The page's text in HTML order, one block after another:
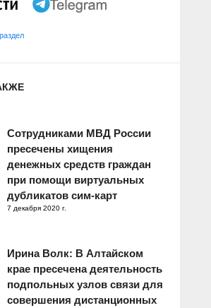
Сотрудниками МВД России
пресечены хищения
денежных средств граждан
при помощи виртуальных
дубликатов сим-карт
7 декабря 2020 г.
Ирина Волк: В Алтайском
крае пресечена деятельность
подпольных узлов связи для
совершения дистанционных